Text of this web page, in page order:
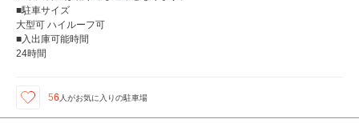
■駐車サイズ
大型可 ハイルーフ可
■入出庫可能時間
24時間
56 人がお気に入りの駐車場